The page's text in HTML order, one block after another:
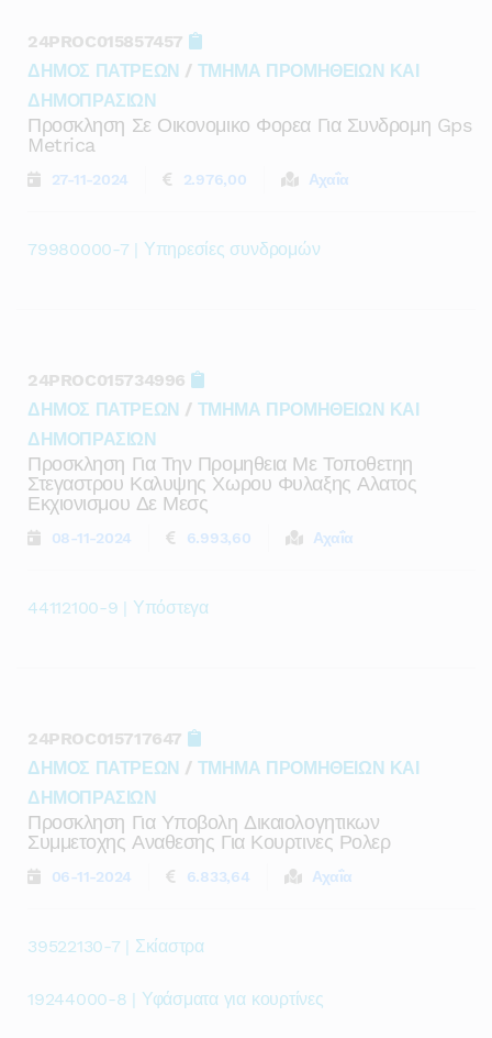
24PROC015857457
ΔΗΜΟΣ ΠΑΤΡΕΩΝ / ΤΜΗΜΑ ΠΡΟΜΗΘΕΙΩΝ ΚΑΙ
ΔΗΜΟΠΡΑΣΙΩΝ
Προσκληση Σε Οικονομικο Φορεα Για Συνδρομη Gps
Metrica
27-11-2024 2.976,00 Αχαΐα
79980000-7 | Υπηρεσίες συνδρομών
24PROC015734996
ΔΗΜΟΣ ΠΑΤΡΕΩΝ / ΤΜΗΜΑ ΠΡΟΜΗΘΕΙΩΝ ΚΑΙ
ΔΗΜΟΠΡΑΣΙΩΝ
Προσκληση Για Την Προμηθεια Με Τοποθετηη
Στεγαστρου Καλυψης Χωρου Φυλαξης Αλατος
Εκχιονισμου Δε Μεσς
08-11-2024 6.993,60 Αχαΐα
44112100-9 | Υπόστεγα
24PROC015717647
ΔΗΜΟΣ ΠΑΤΡΕΩΝ / ΤΜΗΜΑ ΠΡΟΜΗΘΕΙΩΝ ΚΑΙ
ΔΗΜΟΠΡΑΣΙΩΝ
Προσκληση Για Υποβολη Δικαιολογητικων
Συμμετοχης Αναθεσης Για Κουρτινες Ρολερ
06-11-2024 6.833,64 Αχαΐα
39522130-7 | Σκίαστρα
19244000-8 | Υφάσματα για κουρτίνες